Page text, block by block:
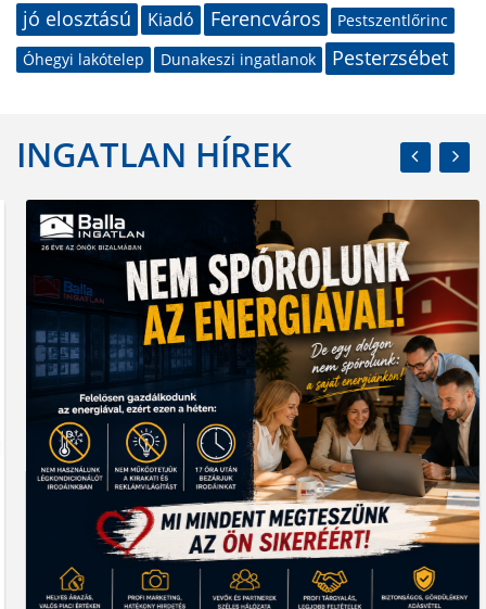
jó elosztású
Kiadó Ferencváros
Pestszentlőrinc
Óhegyi lakótelep
Dunakeszi ingatlanok Pesterzsébet
INGATLAN HÍREK